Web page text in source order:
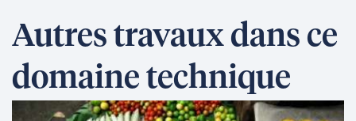
Autres travaux dans ce
domaine technique